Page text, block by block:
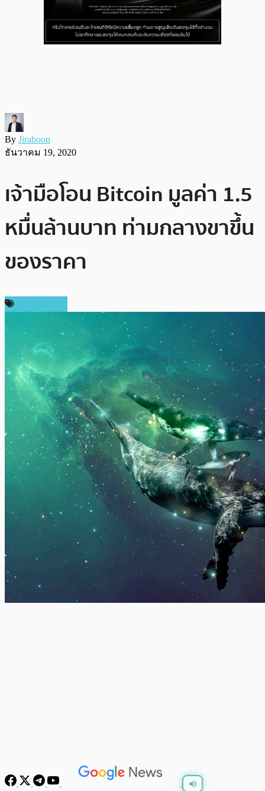
By Jiraboon
ธันวาคม 19, 2020
เจ้ามือโอน Bitcoin มูลค่า 1.5
หมื่นล้านบาท ท่ามกลางขาขึ้น
ของราคา